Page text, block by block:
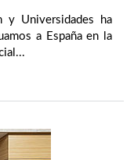
y Universidades ha
a España en la